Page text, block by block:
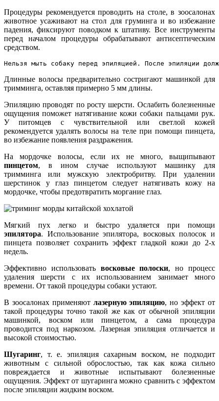
Процедуры рекомендуется проводить на столе, в зоосалонах
животное усаживают на стол для груминга и во избежание
падения, фиксируют поводком к штативу. Все инструменты
перед началом процедуры обрабатывают антисептическим
средством.
Нельзя мыть собаку перед эпиляцией. После эпиляции
Длинные волосы предварительно состригают машинкой для
тримминга, оставляя примерно 5 мм длины.
Эпиляцию проводят по росту шерсти. Ослабить болезненные
ощущения поможет натягивание кожи собаки пальцами рук.
У питомцев с чувствительной или светлой кожей
рекомендуется удалять волосы на теле при помощи пинцета,
во избежание появления раздражения.
На мордочке волосы, если их не много, выщипывают
пинцетом, в ином случае используют машинку для
тримминга или мужскую электробритву. При удалении
шерстинок у глаз пинцетом следует натягивать кожу на
мордочке, чтобы предотвратить моргание глаз.
Мягкий пух легко и быстро удаляется при помощи
эпилятора. Использование эпилятора, восковых полосок и
пинцета позволяет сохранить эффект гладкой кожи до 2-х
недель.
Эффективно использовать восковые полоски, но процесс
удаления шерсти с их использованием занимает много
времени. От такой процедуры собаки устают.
В зоосалонах применяют лазерную эпиляцию, но эффект от
такой процедуры точно такой же как от обычной эпиляции
машинкой, воском или пинцетом, а сама процедура
проводится под наркозом. Лазерная эпиляция отличается и
высокой стоимостью.
Шугаринг, т. е. эпиляция сахарным воском, не подходит
животным с сильной оброслостью, так как кожа сильно
повреждается и животные испытывают болезненные
ощущения. Эффект от шугаринга можно сравнить с эффектом
после эпиляции жидким воском.